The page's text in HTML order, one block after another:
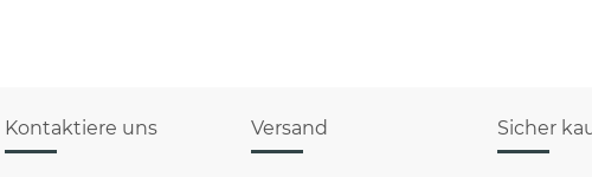
Kontaktiere uns Versand Sicher